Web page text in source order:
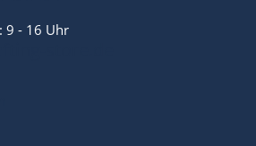
9 - 16 Uhr